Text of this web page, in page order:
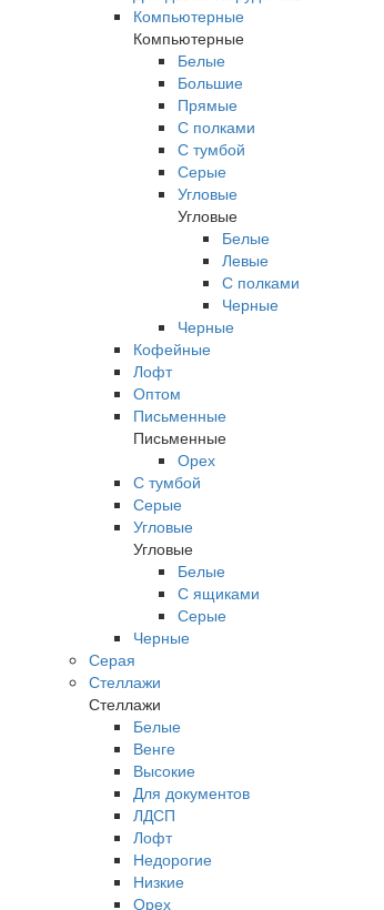
Компьютерные
Компьютерные
Белые
Большие
Прямые
С полками
С тумбой
Серые
Угловые
Угловые
Белые
Левые
С полками
Черные
Черные
Кофейные
Лофт
Оптом
Письменные
Письменные
Орех
С тумбой
Серые
Угловые
Угловые
Белые
С ящиками
Серые
Черные
Серая
Стеллажи
Стеллажи
Белые
Венге
Высокие
Для документов
ЛДСП
Лофт
Недорогие
Низкие
Орех